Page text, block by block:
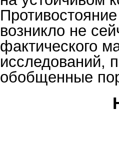
возникло не
фактического
исследований,
обобщенные